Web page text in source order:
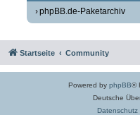
phpBB.de-Paketarchiv
Startseite Community
Powered by phpBB®
Deutsche
Datenschutz